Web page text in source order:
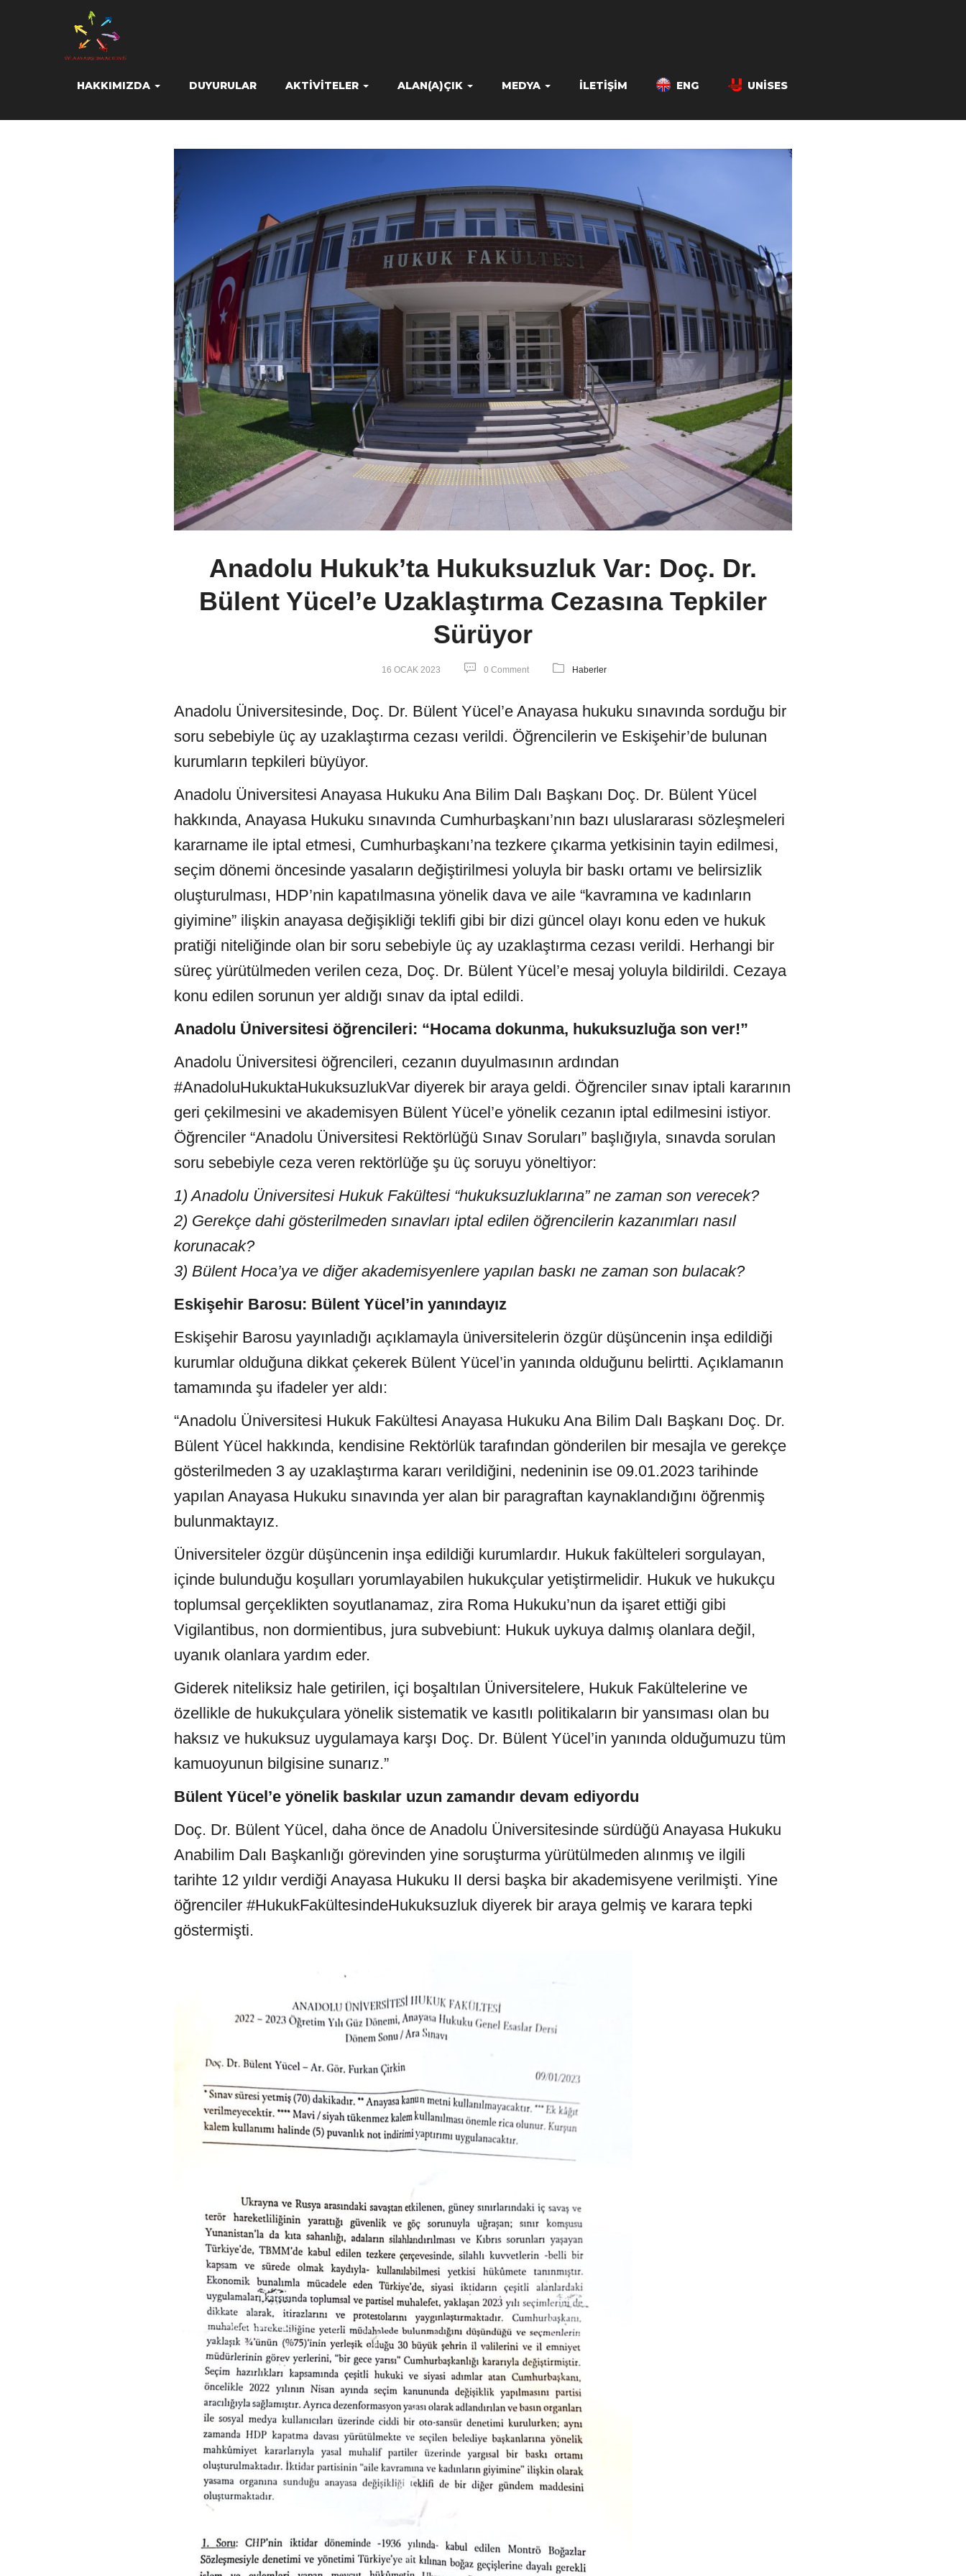
HAKKIMIZDA DUYURULAR AKTIVITELER ALAN(A)ÇIK MEDYA İLETIŞIM ENG UNISES
Anadolu Hukuk’ta Hukuksuzluk Var: Doç. Dr.
Bülent Yücel’e Uzaklaştırma Cezasına Tepkiler
Sürüyor
16 OCAK 2023 0 Comment Haberler
Anadolu Üniversitesinde, Doç. Dr. Bülent Yücel’e Anayasa hukuku sınavında sorduğu bir
soru sebebiyle üç ay uzaklaştırma cezası verildi. Öğrencilerin ve Eskişehir’de bulunan
kurumların tepkileri büyüyor.
Anadolu Üniversitesi Anayasa Hukuku Ana Bilim Dalı Başkanı Doç. Dr. Bülent Yücel
hakkında, Anayasa Hukuku sınavında Cumhurbaşkanı’nın bazı uluslararası sözleşmeleri
kararname ile iptal etmesi, Cumhurbaşkanı’na tezkere çıkarma yetkisinin tayin edilmesi,
seçim dönemi öncesinde yasaların değiştirilmesi yoluyla bir baskı ortamı ve belirsizlik
oluşturulması, HDP’nin kapatılmasına yönelik dava ve aile “kavramına ve kadınların
giyimine” ilişkin anayasa değişikliği teklifi gibi bir dizi güncel olayı konu eden ve hukuk
pratiği niteliğinde olan bir soru sebebiyle üç ay uzaklaştırma cezası verildi. Herhangi bir
süreç yürütülmeden verilen ceza, Doç. Dr. Bülent Yücel’e mesaj yoluyla bildirildi. Cezaya
konu edilen sorunun yer aldığı sınav da iptal edildi.
Anadolu Üniversitesi öğrencileri: “Hocama dokunma, hukuksuzluğa son ver!”
Anadolu Üniversitesi öğrencileri, cezanın duyulmasının ardından
#AnadoluHukuktaHukuksuzlukVar diyerek bir araya geldi. Öğrenciler sınav iptali kararının
geri çekilmesini ve akademisyen Bülent Yücel’e yönelik cezanın iptal edilmesini istiyor.
Öğrenciler “Anadolu Üniversitesi Rektörlüğü Sınav Soruları” başlığıyla, sınavda sorulan
soru sebebiyle ceza veren rektörlüğe şu üç soruyu yöneltiyor:
1) Anadolu Üniversitesi Hukuk Fakültesi “hukuksuzluklarına” ne zaman son verecek?
2) Gerekçe dahi gösterilmeden sınavları iptal edilen öğrencilerin kazanımları nasıl
korunacak?
3) Bülent Hoca’ya ve diğer akademisyenlere yapılan baskı ne zaman son bulacak?
Eskişehir Barosu: Bülent Yücel’in yanındayız
Eskişehir Barosu yayınladığı açıklamayla üniversitelerin özgür düşüncenin inşa edildiği
kurumlar olduğuna dikkat çekerek Bülent Yücel’in yanında olduğunu belirtti. Açıklamanın
tamamında şu ifadeler yer aldı:
“Anadolu Üniversitesi Hukuk Fakültesi Anayasa Hukuku Ana Bilim Dalı Başkanı Doç. Dr.
Bülent Yücel hakkında, kendisine Rektörlük tarafından gönderilen bir mesajla ve gerekçe
gösterilmeden 3 ay uzaklaştırma kararı verildiğini, nedeninin ise 09.01.2023 tarihinde
yapılan Anayasa Hukuku sınavında yer alan bir paragraftan kaynaklandığını öğrenmiş
bulunmaktayız.
Üniversiteler özgür düşüncenin inşa edildiği kurumlardır. Hukuk fakülteleri sorgulayan,
içinde bulunduğu koşulları yorumlayabilen hukukçular yetiştirmelidir. Hukuk ve hukukçu
toplumsal gerçeklikten soyutlanamaz, zira Roma Hukuku’nun da işaret ettiği gibi
Vigilantibus, non dormientibus, jura subvebiunt: Hukuk uykuya dalmış olanlara değil,
uyanık olanlara yardım eder.
Giderek niteliksiz hale getirilen, içi boşaltılan Üniversitelere, Hukuk Fakültelerine ve
özellikle de hukukçulara yönelik sistematik ve kasıtlı politikaların bir yansıması olan bu
haksız ve hukuksuz uygulamaya karşı Doç. Dr. Bülent Yücel’in yanında olduğumuzu tüm
kamuoyunun bilgisine sunarız.”
Bülent Yücel’e yönelik baskılar uzun zamandır devam ediyordu
Doç. Dr. Bülent Yücel, daha önce de Anadolu Üniversitesinde sürdüğü Anayasa Hukuku
Anabilim Dalı Başkanlığı görevinden yine soruşturma yürütülmeden alınmış ve ilgili
tarihte 12 yıldır verdiği Anayasa Hukuku II dersi başka bir akademisyene verilmişti. Yine
öğrenciler #HukukFakültesindeHukuksuzluk diyerek bir araya gelmiş ve karara tepki
göstermişti.